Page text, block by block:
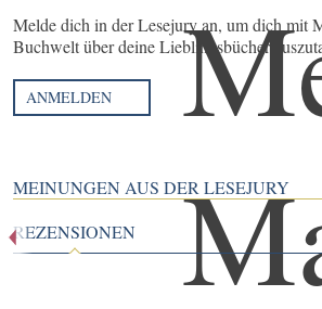
Melde dich in der Lesejury an, um dich mit
Buchwelt über deine Lieblingsbücher
ANMELDEN
MEINUNGEN AUS DER LESEJURY
REZENSIONEN